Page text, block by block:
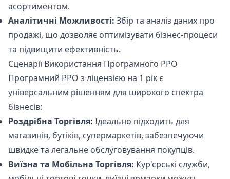
асортиментом.
Аналітичні Можливості: Збір та аналіз даних про
продажі, що дозволяє оптимізувати бізнес-процеси
та підвищити ефективність.
Сценарії Використання Програмного РРО
Програмний РРО з ліцензією на 1 рік є
універсальним рішенням для широкого спектра
бізнесів:
Роздрібна Торгівля: Ідеально підходить для
магазинів, бутіків, супермаркетів, забезпечуючи
швидке та легальне обслуговування покупців.
Виїзна та Мобільна Торгівля: Кур'єрські служби,